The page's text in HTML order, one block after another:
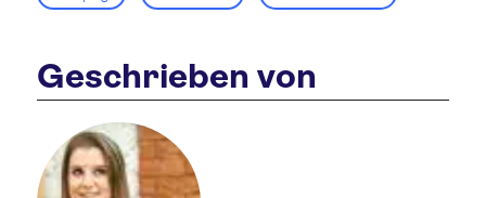
Geschrieben von